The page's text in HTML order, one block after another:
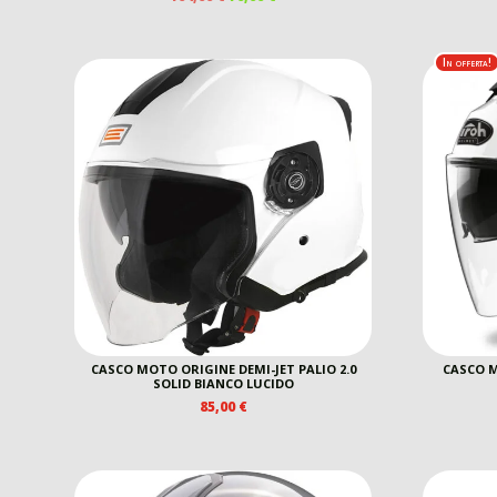
CASCO MOTO ORIGINE DEMI-JET PALIO 2.0
SOLID BIANCO LUCIDO
85,00€
In offerta!
CASCO